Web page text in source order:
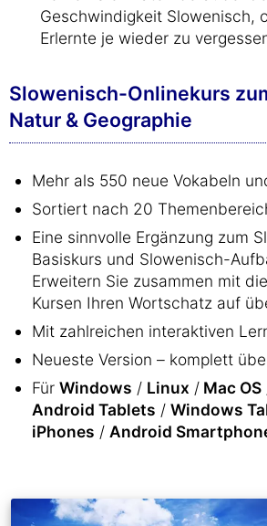
Geschwindigkeit Slowenisch,
Erlernte je wieder zu
Slowenisch-Onlinekurs
Natur & Geographie
Mehr als 550 neue Vokabeln
Sortiert nach 20
Eine sinnvolle Ergänzung zum
Basiskurs und Slowenisch-
Erweitern Sie zusammen mit
Kursen Ihren Wortschatz auf
Mit zahlreichen interaktiven
Neueste Version – komplett
Für Windows / Linux / Mac OS
Android Tablets / Windows
iPhones / Android